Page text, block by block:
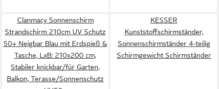
Clanmacy Sonnenschirm
Strandschirm 210cm UV Schutz
50+ Neigbar Blau mit Erdspieß &
Tasche, LxB: 210x200 cm,
Stabiler knickbar/für Garten,
Balkon, Terasse/Sonnenschutz
KESSER
Kunststoffschirmständer,
Sonnenschirmständer 4-teilig
Schirmgewicht Schirmständer